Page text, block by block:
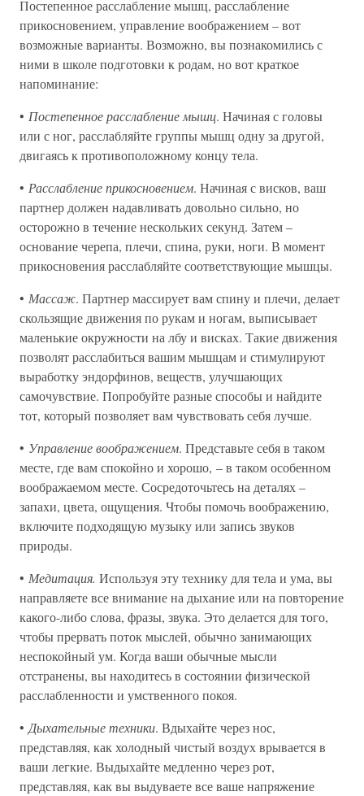
Постепенное расслабление мышц, расслабление
прикосновением, управление воображением – вот
возможные варианты. Возможно, вы познакомились с
ними в школе подготовки к родам, но вот краткое
напоминание:
• Постепенное расслабление мышц. Начиная с головы
или с ног, расслабляйте группы мышц одну за другой,
двигаясь к противоположному концу тела.
• Расслабление прикосновением. Начиная с висков, ваш
партнер должен надавливать довольно сильно, но
осторожно в течение нескольких секунд. Затем –
основание черепа, плечи, спина, руки, ноги. В момент
прикосновения расслабляйте соответствующие мышцы.
• Массаж. Партнер массирует вам спину и плечи, делает
скользящие движения по рукам и ногам, выписывает
маленькие окружности на лбу и висках. Такие движения
позволят расслабиться вашим мышцам и стимулируют
выработку эндорфинов, веществ, улучшающих
самочувствие. Попробуйте разные способы и найдите
тот, который позволяет вам чувствовать себя лучше.
• Управление воображением. Представьте себя в таком
месте, где вам спокойно и хорошо, – в таком особенном
воображаемом месте. Сосредоточьтесь на деталях –
запахи, цвета, ощущения. Чтобы помочь воображению,
включите подходящую музыку или запись звуков
природы.
• Медитация. Используя эту технику для тела и ума, вы
направляете все внимание на дыхание или на повторение
какого-либо слова, фразы, звука. Это делается для того,
чтобы прервать поток мыслей, обычно занимающих
неспокойный ум. Когда ваши обычные мысли
отстранены, вы находитесь в состоянии физической
расслабленности и умственного покоя.
• Дыхательные техники. Вдыхайте через нос,
представляя, как холодный чистый воздух врывается в
ваши легкие. Выдыхайте медленно через рот,
представляя, как вы выдуваете все ваше напряжение